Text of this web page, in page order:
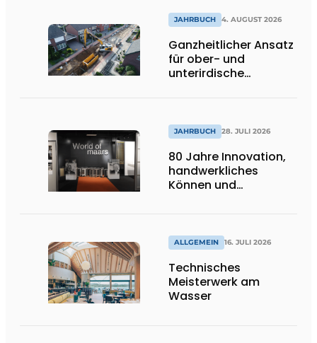
lässt Tageslicht tief
ins Innere strömen
JAHRBUCH 4. AUGUST 2026
Ganzheitlicher Ansatz
für ober- und
unterirdische
JAHRBUCH 28. JULI 2026
80 Jahre Innovation,
handwerkliches
Können und
ALLGEMEIN 16. JULI 2026
Technisches
Meisterwerk am
Wasser